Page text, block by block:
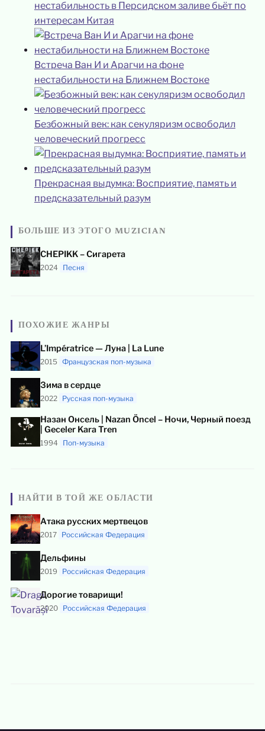
нестабильность в Персидском заливе бьёт по
интересам Китая
Встреча Ван И и Арагчи на фоне
нестабильности на Ближнем Востоке
Безбожный век: как секуляризм освободил
человеческий прогресс
Прекрасная выдумка: Восприятие, память и
предсказательный разум
БОЛЬШЕ ИЗ ЭТОГО MUZICIAN
CHEPIKK – Сигарета
2024 Песня
ПОХОЖИЕ ЖАНРЫ
L’Impératrice — Луна | La Lune
2015 Французская поп-музыка
Зима в сердце
2022 Русская поп-музыка
Назан Онсель | Nazan Öncel – Ночи, Черный поезд
| Geceler Kara Tren
1994 Поп-музыка
НАЙТИ В ТОЙ ЖЕ ОБЛАСТИ
Атака русских мертвецов
2017 Российская Федерация
Дельфины
2019 Российская Федерация
Дорогие товарищи!
2020 Российская Федерация